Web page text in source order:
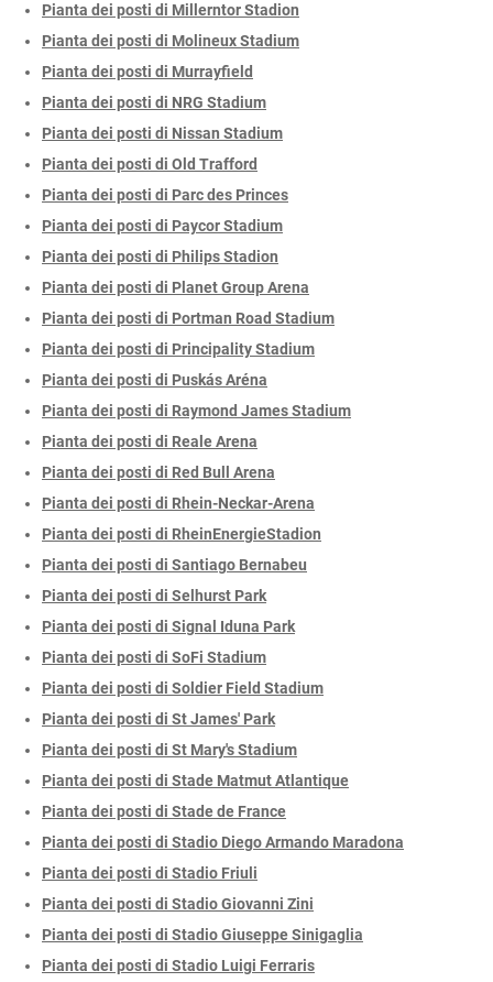
Pianta dei posti di Millerntor Stadion
Pianta dei posti di Molineux Stadium
Pianta dei posti di Murrayfield
Pianta dei posti di NRG Stadium
Pianta dei posti di Nissan Stadium
Pianta dei posti di Old Trafford
Pianta dei posti di Parc des Princes
Pianta dei posti di Paycor Stadium
Pianta dei posti di Philips Stadion
Pianta dei posti di Planet Group Arena
Pianta dei posti di Portman Road Stadium
Pianta dei posti di Principality Stadium
Pianta dei posti di Puskás Aréna
Pianta dei posti di Raymond James Stadium
Pianta dei posti di Reale Arena
Pianta dei posti di Red Bull Arena
Pianta dei posti di Rhein-Neckar-Arena
Pianta dei posti di RheinEnergieStadion
Pianta dei posti di Santiago Bernabeu
Pianta dei posti di Selhurst Park
Pianta dei posti di Signal Iduna Park
Pianta dei posti di SoFi Stadium
Pianta dei posti di Soldier Field Stadium
Pianta dei posti di St James' Park
Pianta dei posti di St Mary's Stadium
Pianta dei posti di Stade Matmut Atlantique
Pianta dei posti di Stade de France
Pianta dei posti di Stadio Diego Armando Maradona
Pianta dei posti di Stadio Friuli
Pianta dei posti di Stadio Giovanni Zini
Pianta dei posti di Stadio Giuseppe Sinigaglia
Pianta dei posti di Stadio Luigi Ferraris